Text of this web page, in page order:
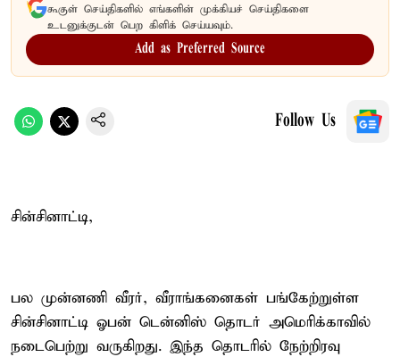
கூகுள் செய்திகளில் எங்களின் முக்கியச் செய்திகளை
உடனுக்குடன் பெற கிளிக் செய்யவும்.
Add as Preferred Source
Follow Us
சின்சினாட்டி,
பல முன்னணி வீரர், வீராங்கனைகள் பங்கேற்றுள்ள
சின்சினாட்டி ஓபன் டென்னிஸ் தொடர் அமெரிக்காவில்
நடைபெற்று வருகிறது. இந்த தொடரில் நேற்றிரவு